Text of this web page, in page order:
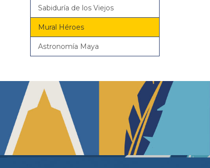
Sabiduría de los Viejos
Mural Héroes
Astronomía Maya